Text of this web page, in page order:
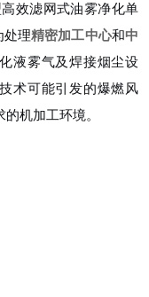
效滤网式油雾净化单
处理精密加工中心和中
液雾气及焊接烟尘设
术可能引发的爆燃风
机加工环境。